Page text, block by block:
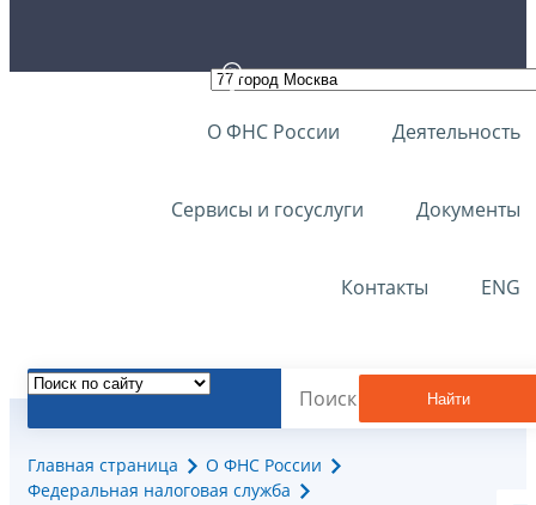
О ФНС России Деятельность
Сервисы и госуслуги Документы
Контакты ENG
Найти
Главная страница
О ФНС России
Федеральная налоговая служба